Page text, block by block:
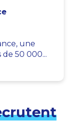
une
50 000...